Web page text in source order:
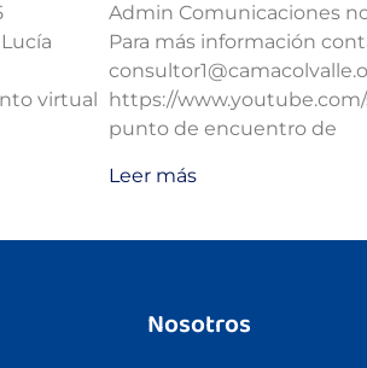
virtual
Admin Comunicaciones
Para más información
https://
punto de encuentro de
Leer más
Nosotros